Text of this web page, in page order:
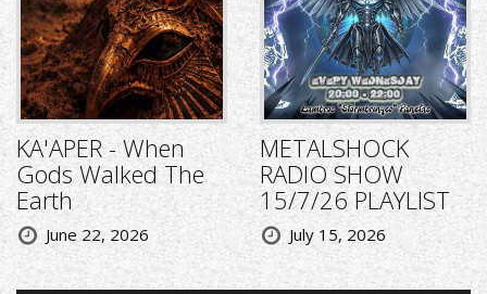
KA'APER - When
Gods Walked The
Earth
June 22, 2026
METALSHOCK
RADIO SHOW
15/7/26 PLAYLIST
July 15, 2026